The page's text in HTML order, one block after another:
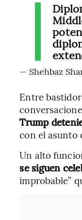
— Shehbaz
Entre
Trump
con el asunto
Un alto
se siguen
improbable”